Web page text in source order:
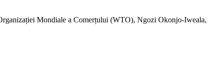
Mondiale a Comerțului (WTO), Ngozi Okonjo-Iweala,